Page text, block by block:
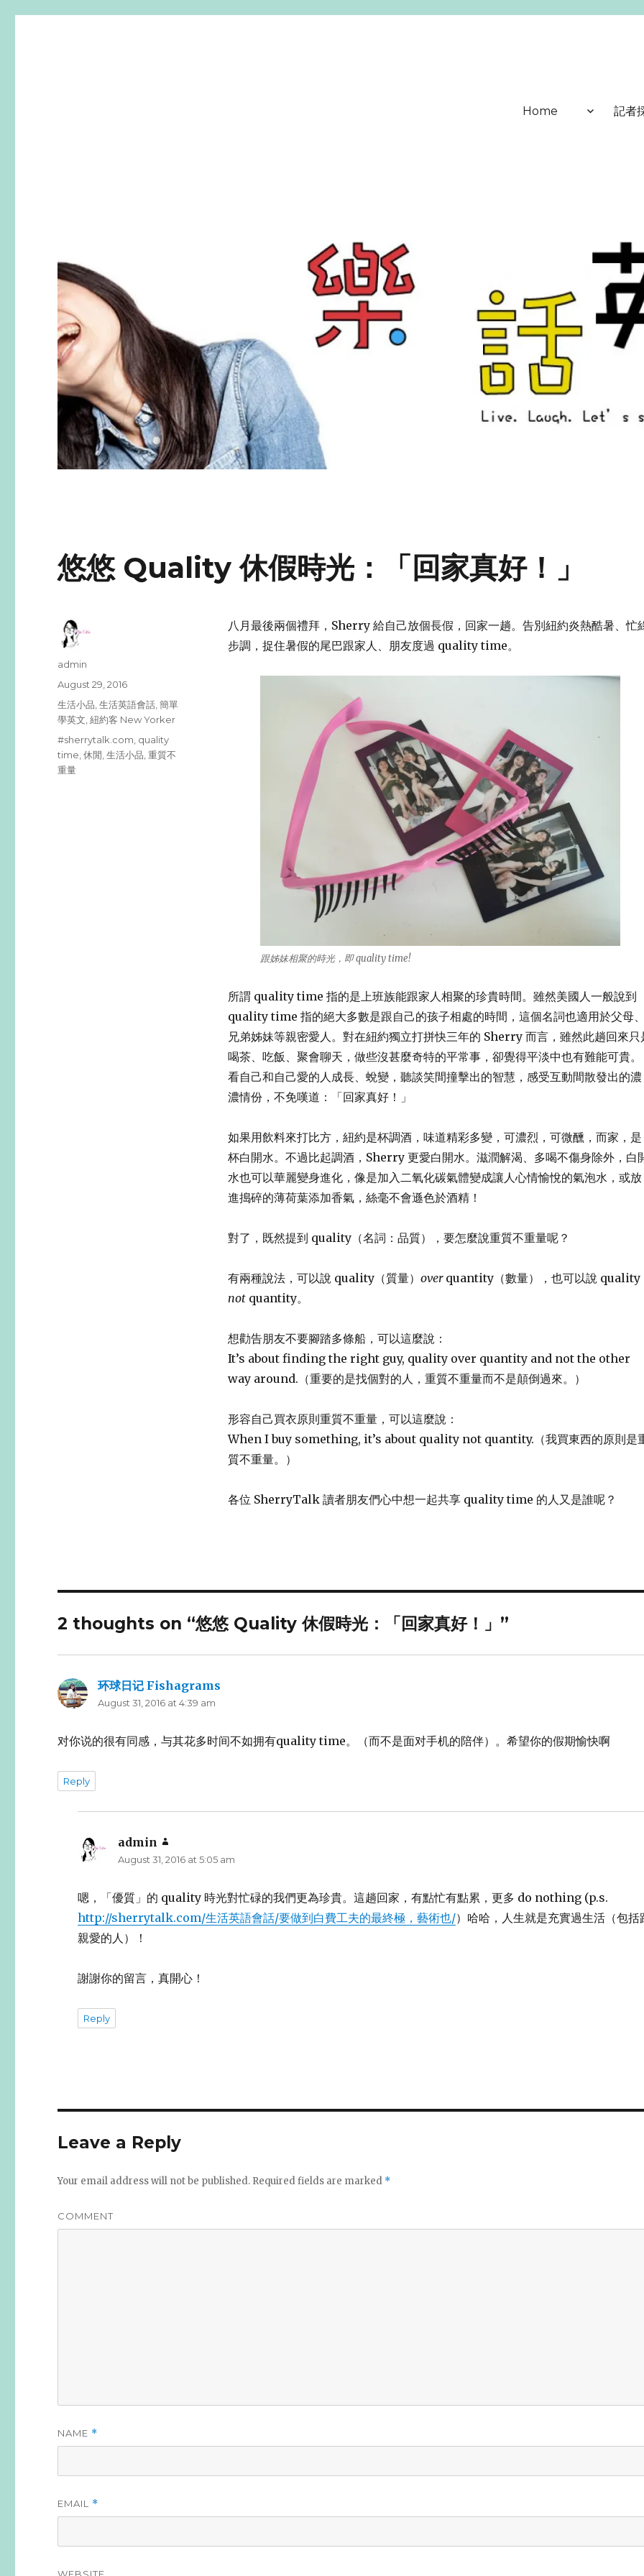
Home 記者
悠悠 Quality 休假時光：「回家真好！」
八月最後兩個禮拜，Sherry 給自己放個長假，回家一趟。告別紐約炎熱酷暑、忙
步調，捉住暑假的尾巴跟家人、朋友度過 quality time。
跟姊妹相聚的時光，即 quality time!
所謂 quality time 指的是上班族能跟家人相聚的珍貴時間。雖然美國人一般說到
quality time 指的絕大多數是跟自己的孩子相處的時間，這個名詞也適用於父母
兄弟姊妹等親密愛人。對在紐約獨立打拼快三年的 Sherry 而言，雖然此趟回來只
喝茶、吃飯、聚會聊天，做些沒甚麼奇特的平常事，卻覺得平淡中也有難能可貴。
看自己和自己愛的人成長、蛻變，聽談笑間撞擊出的智慧，感受互動間散發出的濃
濃情份，不免嘆道：「回家真好！」
如果用飲料來打比方，紐約是杯調酒，味道精彩多變，可濃烈，可微醺，而家，是
杯白開水。不過比起調酒，Sherry 更愛白開水。滋潤解渴、多喝不傷身除外，白
水也可以華麗變身進化，像是加入二氧化碳氣體變成讓人心情愉悅的氣泡水，或放
進搗碎的薄荷葉添加香氣，絲毫不會遜色於酒精！
對了，既然提到 quality（名詞：品質），要怎麼說重質不重量呢？
有兩種說法，可以說 quality（質量） overquantity（數量），也可以說 quality
notquantity。
想勸告朋友不要腳踏多條船，可以這麼說：
It’s about finding the right guy, quality over quantity and not the other
way around.（重要的是找個對的人，重質不重量而不是顛倒過來。）
形容自己買衣原則重質不重量，可以這麼說：
When I buy something, it’s about quality not quantity.（我買東西的原則是
質不重量。）
各位 SherryTalk 讀者朋友們心中想一起共享 quality time 的人又是誰呢？
Author
admin
Posted
on
August 29, 2016
Categories
生活小品 ,生活英語會話 ,簡單
學英文 ,紐約客 New Yorker
Tags
#sherrytalk.com quality
time ,休閒 ,生活小品 ,重質不
重量
2 thoughts on “悠悠 Quality 休假時光：「回家真好！」”
环球日记 Fishagrams
August 31, 2016 at 4:39 am
对你说的很有同感，与其花多时间不如拥有quality time。（而不是面对手机的陪伴）。希望你的假期愉快啊
Reply
admin
August 31, 2016 at 5:05 am
嗯，「優質」的 quality 時光對忙碌的我們更為珍貴。這趟回家，有點忙有點累，更多 do nothing (p.s.
http://sherrytalk.com/生活英語會話/要做到白費工夫的最終極，藝術也/）哈哈，人生就是充實過生活（包括
親愛的人）！
謝謝你的留言，真開心！
Reply
Leave a Reply
Your email address will not be published. Required fields are marked *
COMMENT
NAME *
EMAIL *
WEBSITE